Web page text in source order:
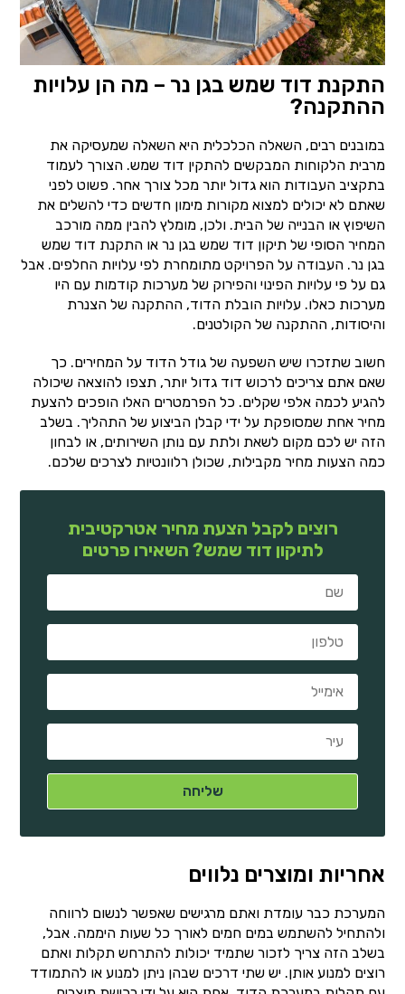
התקנת דוד שמש בגן נר – מה הן עלויות
ההתקנה?
במובנים רבים, השאלה הכלכלית היא השאלה שמעסיקה את
מרבית הלקוחות המבקשים להתקין דוד שמש. הצורך לעמוד
בתקציב העבודות הוא גדול יותר מכל צורך אחר. פשוט לפני
שאתם לא יכולים למצוא מקורות מימון חדשים כדי להשלים את
השיפוץ או הבנייה של הבית. ולכן, מומלץ להבין ממה מורכב
המחיר הסופי של תיקון דוד שמש בגן נר או התקנת דוד שמש
בגן נר. העבודה על הפרויקט מתומחרת לפי עלויות החלפים. אבל
גם על פי עלויות הפינוי והפירוק של מערכות קודמות עם היו
מערכות כאלו. עלויות הובלת הדוד, ההתקנה של הצנרת
והיסודות, ההתקנה של הקולטנים.
חשוב שתזכרו שיש השפעה של גודל הדוד על המחירים. כך
שאם אתם צריכים לרכוש דוד גדול יותר, תצפו להוצאה שיכולה
להגיע לכמה אלפי שקלים. כל הפרמטרים האלו הופכים להצעת
מחיר אחת שמסופקת על ידי קבלן הביצוע של התהליך. בשלב
הזה יש לכם מקום לשאת ולתת עם נותן השירותים, או לבחון
כמה הצעות מחיר מקבילות, שכולן רלוונטיות לצרכים שלכם.
רוצים לקבל הצעת מחיר אטרקטיבית
לתיקון דוד שמש? השאירו פרטים
אחריות ומוצרים נלווים
המערכת כבר עומדת ואתם מרגישים שאפשר לנשום לרווחה
ולהתחיל להשתמש במים חמים לאורך כל שעות היממה. אבל,
בשלב הזה צריך לזכור שתמיד יכולות להתרחש תקלות ואתם
רוצים למנוע אותן. יש שתי דרכים שבהן ניתן למנוע או להתמודד